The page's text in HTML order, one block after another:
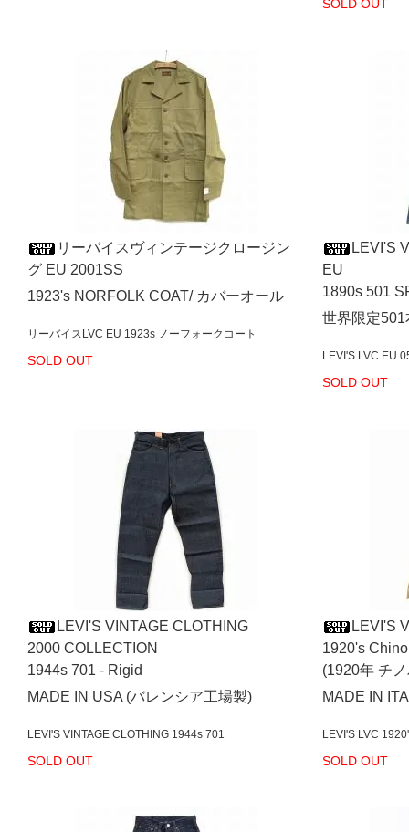
SOLD OUT
リーバイスヴィンテージクロージン
グ EU 2001SS
1923's NORFOLK COAT/ カバーオール
リーバイスLVC EU 1923s ノーフォークコート
SOLD OUT
LEVI'S
EU
1890s 501
世界限定
LEVI'S LVC EU
SOLD OUT
LEVI'S VINTAGE CLOTHING
2000 COLLECTION
1944s 701 - Rigid
MADE IN USA (バレンシア工場製)
LEVI'S VINTAGE CLOTHING 1944s 701
SOLD OUT
LEVI'S
1920's Chino
(1920年 チ
MADE IN
LEVI'S LVC
SOLD OUT